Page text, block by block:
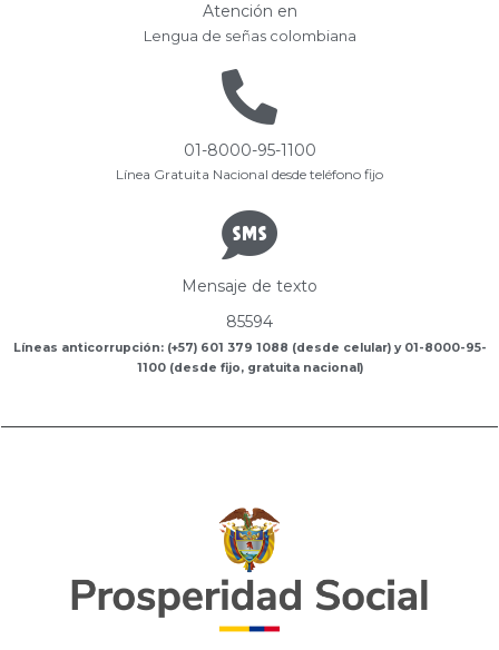
Atención en
Lengua de señas colombiana
01-8000-95-1100
Línea Gratuita Nacional desde teléfono fijo
Mensaje de texto
85594
Líneas anticorrupción: (+57) 601 379 1088 (desde celular) y 01-8000-95-
1100 (desde fijo, gratuita nacional)